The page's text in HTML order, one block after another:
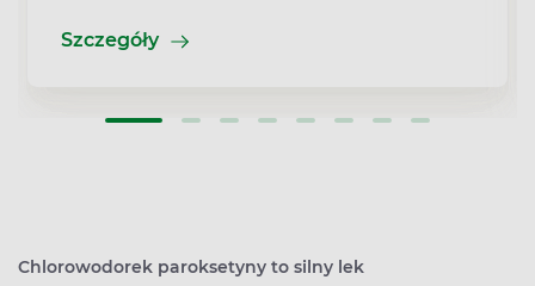
Szczegóły
Chlorowodorek paroksetyny to silny lek